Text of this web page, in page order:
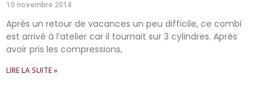
10 novembre 2014
Après un retour de vacances un peu difficile, ce combi
est arrivé à l’atelier car il tournait sur 3 cylindres. Après
avoir pris les compressions,
LIRE LA SUITE »